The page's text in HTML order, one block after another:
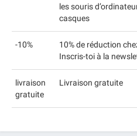
les souris
casques
-10%
10% de réduction
Inscris-toi à la
livraison
gratuite
Livraison gratuite